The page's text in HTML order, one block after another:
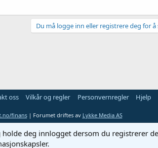
Du må logge inn eller registrere deg for å
oss Vilkår og regler Personvernregler Hjelp
finans| Forumet driftes av Lykke Media AS
deg innlogget dersom du registrerer